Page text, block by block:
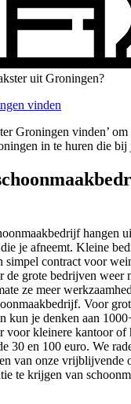
uit Groningen?
vinden
Groningen vinden’ om
in te huren die bij
hangen
je afneemt. Kleine
simpel contract voor
de grote bedrijven weer
ze meer
Voor
kun je denken aan
voor kleinere kantoor of
30 en 100 euro. We
van onze vrijblijvende
te krijgen van